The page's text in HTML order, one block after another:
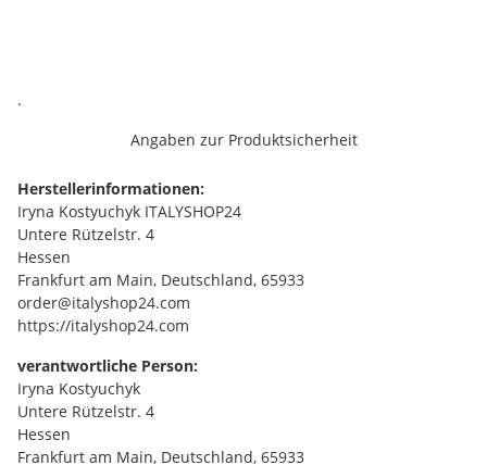
.
Angaben zur Produktsicherheit
Herstellerinformationen:
Iryna Kostyuchyk ITALYSHOP24
Untere Rützelstr. 4
Hessen
Frankfurt am Main, Deutschland, 65933
order@italyshop24.com
https://italyshop24.com
verantwortliche Person:
Iryna Kostyuchyk
Untere Rützelstr. 4
Hessen
Frankfurt am Main, Deutschland, 65933